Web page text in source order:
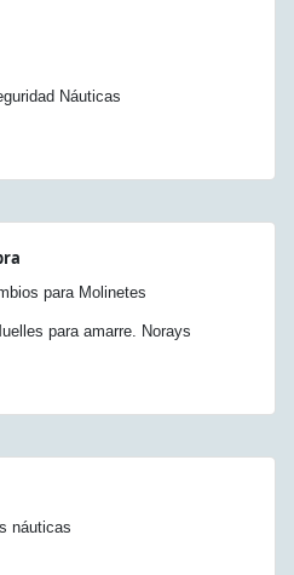
Náuticas
para Molinetes
para amarre. Norays
náuticas